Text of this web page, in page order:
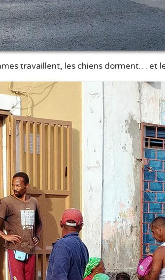
travaillent, les chiens dorment… et